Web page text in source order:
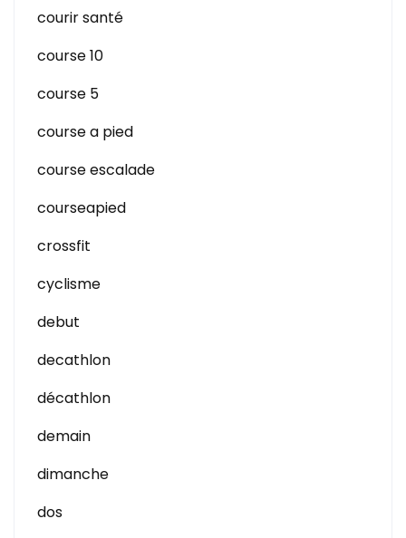
courir santé
course 10
course 5
course a pied
course escalade
courseapied
crossfit
cyclisme
debut
decathlon
décathlon
demain
dimanche
dos